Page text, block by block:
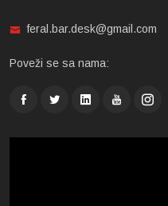
feral.bar.desk@gmail.com
Poveži se sa nama: